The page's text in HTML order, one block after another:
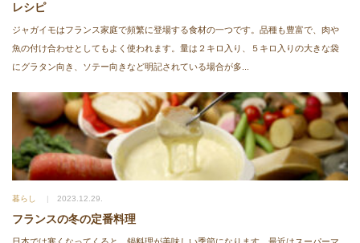
レシピ
ジャガイモはフランス家庭で頻繁に登場する食材の一つです。品種も豊富で、肉や
魚の付け合わせとしてもよく使われます。量は２キロ入り、５キロ入りの大きな袋
にグラタン向き、ソテー向きなど明記されている場合が多...
暮らし 2023.12.29.
フランスの冬の定番料理